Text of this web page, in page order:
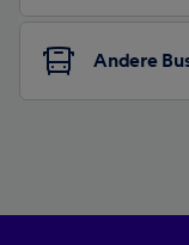
Andere